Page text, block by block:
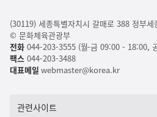
(30119) 세종특별자치시 갈매로 388 정부세
© 문화체육관광부
전화044-203-3555 (월-금 09:00 - 18:00,
팩스 044-203-3488
대표메일 webmaster@korea.kr
관련사이트